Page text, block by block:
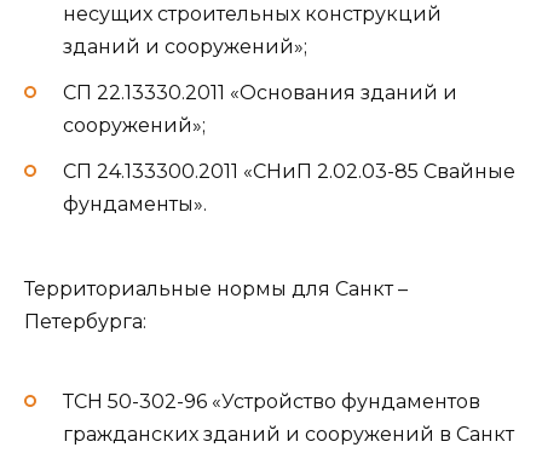
несущих строительных конструкций
зданий и сооружений»;
СП 22.13330.2011 «Основания зданий и
сооружений»;
СП 24.133300.2011 «СНиП 2.02.03-85 Свайные
фундаменты».
Территориальные нормы для Санкт –
Петербурга:
ТСН 50-302-96 «Устройство фундаментов
гражданских зданий и сооружений в Санкт